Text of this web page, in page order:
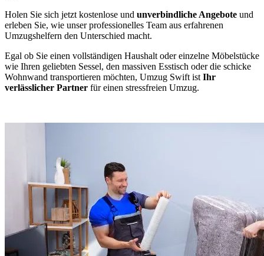
Holen Sie sich jetzt kostenlose und unverbindliche Angebote und
erleben Sie, wie unser professionelles Team aus erfahrenen
Umzugshelfern den Unterschied macht.
Egal ob Sie einen vollständigen Haushalt oder einzelne Möbelstücke
wie Ihren geliebten Sessel, den massiven Esstisch oder die schicke
Wohnwand transportieren möchten, Umzug Swift ist Ihr
verlässlicher Partner für einen stressfreien Umzug.